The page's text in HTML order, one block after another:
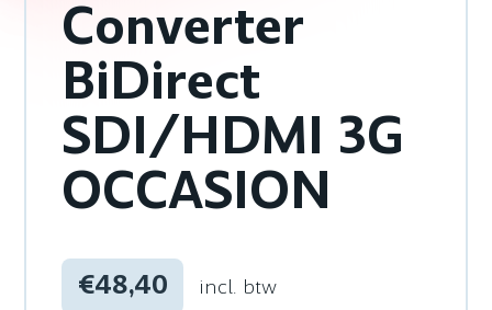
Converter
BiDirect
SDI/HDMI 3G
OCCASION
€48,40 incl. btw